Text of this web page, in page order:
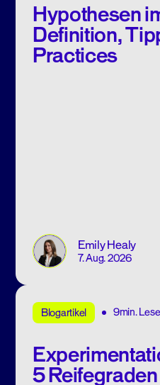
Hypothesen
Definition,
Practices
Emily Healy
7. Aug. 2026
Blogartikel 9min.
5